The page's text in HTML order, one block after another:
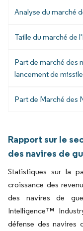
Analyse du marché
Taille du marché de
Part de marché des
lancement de
Part de Marché des
Rapport sur le
des navires de
Statistiques sur la
croissance des
des navires de
Intelligence™
défense des navires